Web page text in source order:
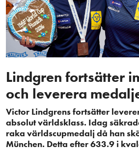
Lindgren fortsätter
och leverera
Victor Lindgrens fortsätter
absolut världsklass. Idag
raka världscupmedalj då han
München. Detta efter 633.9 i